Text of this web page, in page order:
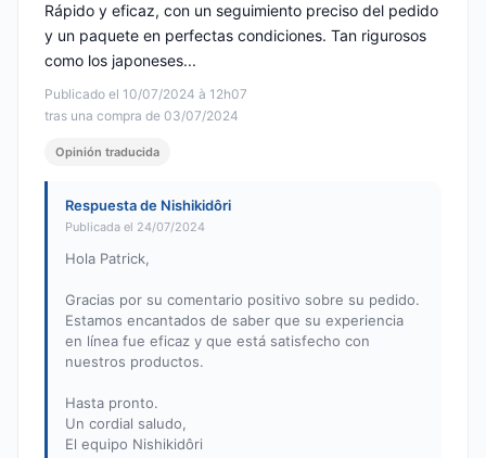
Publicado el 10/07/2024 à 12h07
tras una compra de 03/07/2024
Rápido y eficaz, con un seguimiento preciso del pedido
y un paquete en perfectas condiciones. Tan rigurosos
como los japoneses...
Opinión traducida
Respuesta de Nishikidôri
Publicada el 24/07/2024
Hola Patrick,
Gracias por su comentario positivo sobre su pedido.
Estamos encantados de saber que su experiencia
en línea fue eficaz y que está satisfecho con
nuestros productos.
Hasta pronto.
Un cordial saludo,
El equipo Nishikidôri